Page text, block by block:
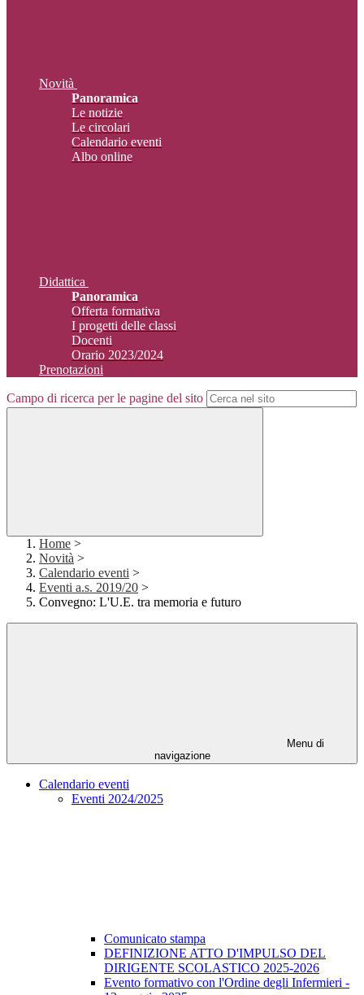
Novità
Panoramica
Le notizie
Le circolari
Calendario eventi
Albo online
Didattica
Panoramica
Offerta formativa
I progetti delle classi
Docenti
Orario 2023/2024
Prenotazioni
Campo di ricerca per le pagine del sito
Home >
Novità >
Calendario eventi >
Eventi a.s. 2019/20 >
Convegno: L'U.E. tra memoria e futuro
Menu di
navigazione
Calendario eventi
Eventi 2024/2025
Comunicato stampa
DEFINIZIONE ATTO D'IMPULSO DEL
DIRIGENTE SCOLASTICO 2025-2026
Evento formativo con l'Ordine degli Infermieri -